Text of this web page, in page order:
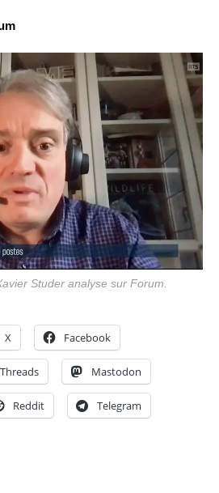
Studer analyse sur Forum.
X Facebook
Threads Mastodon
Reddit Telegram